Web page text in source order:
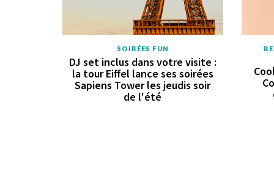
SOIRÉES FUN
DJ set inclus dans votre visite :
la tour Eiffel lance ses soirées
Sapiens Tower les jeudis soir
de l'été